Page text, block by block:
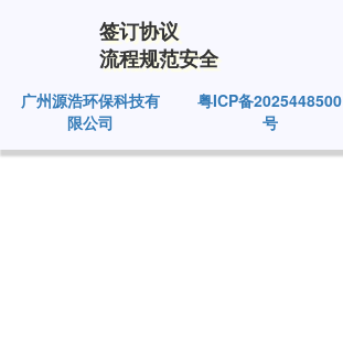
签订协议
流程规范安全
广州源浩环保科技有
限公司
粤ICP备2025448500
号